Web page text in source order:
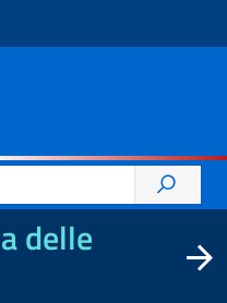
delle